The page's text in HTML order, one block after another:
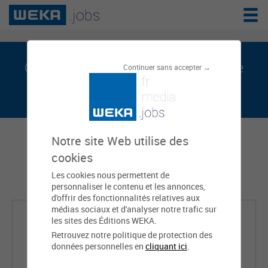
Continuer sans accepter →
Notre site Web utilise des
cookies
Les cookies nous permettent de
personnaliser le contenu et les annonces,
d'offrir des fonctionnalités relatives aux
médias sociaux et d'analyser notre trafic sur
les sites des Éditions WEKA.
Retrouvez notre politique de protection des
données personnelles en cliquant ici.
CORINNE GRECH est sur weka.jobs, le
réseau de l'emploi public